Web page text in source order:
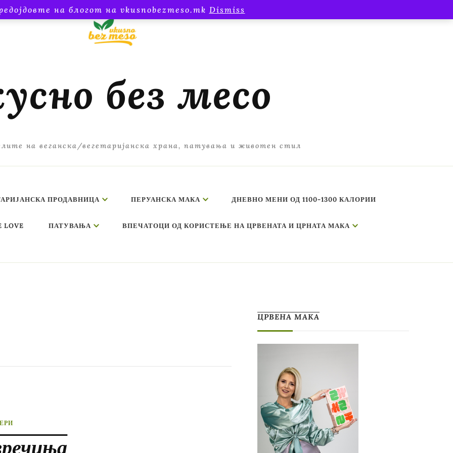
на блогот на vkusnobezmeso.mk Dismiss
без месо
на веганска/вегетаријанска храна, патувања и животен стил
ПРОДАВНИЦА ПЕРУАНСКА МАКА ДНЕВНО МЕНИ ОД 1100-1300 КАЛОРИИ
LOVE ПАТУВАЊА ВПЕЧАТОЦИ ОД КОРИСТЕЊЕ НА ЦРВЕНАТА И ЦРНАТА МАКА
ЦРВЕНА МАКА